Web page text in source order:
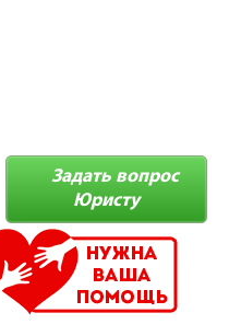
Задать вопрос
Юристу